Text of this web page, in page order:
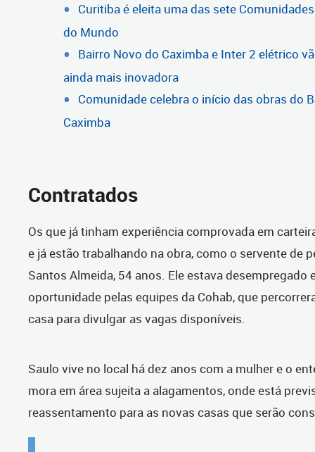
Curitiba é eleita uma das sete
do Mundo
Bairro Novo do Caximba e Inter 2 elétrico
ainda mais inovadora
Comunidade celebra o início das obras do
Caximba
Contratados
Os que já tinham experiência comprovada em
e já estão trabalhando na obra, como o servente de
Santos Almeida, 54 anos. Ele estava desempregado
oportunidade pelas equipes da Cohab, que
casa para divulgar as vagas disponíveis.
Saulo vive no local há dez anos com a mulher e o
mora em área sujeita a alagamentos, onde está
reassentamento para as novas casas que serão